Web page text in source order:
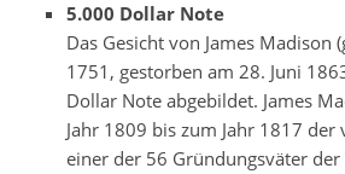
5.000 Dollar Note
Das Gesicht von James Madison
1751, gestorben am 28. Juni
Dollar Note abgebildet. James
Jahr 1809 bis zum Jahr 1817
einer der 56 Gründungsväter der